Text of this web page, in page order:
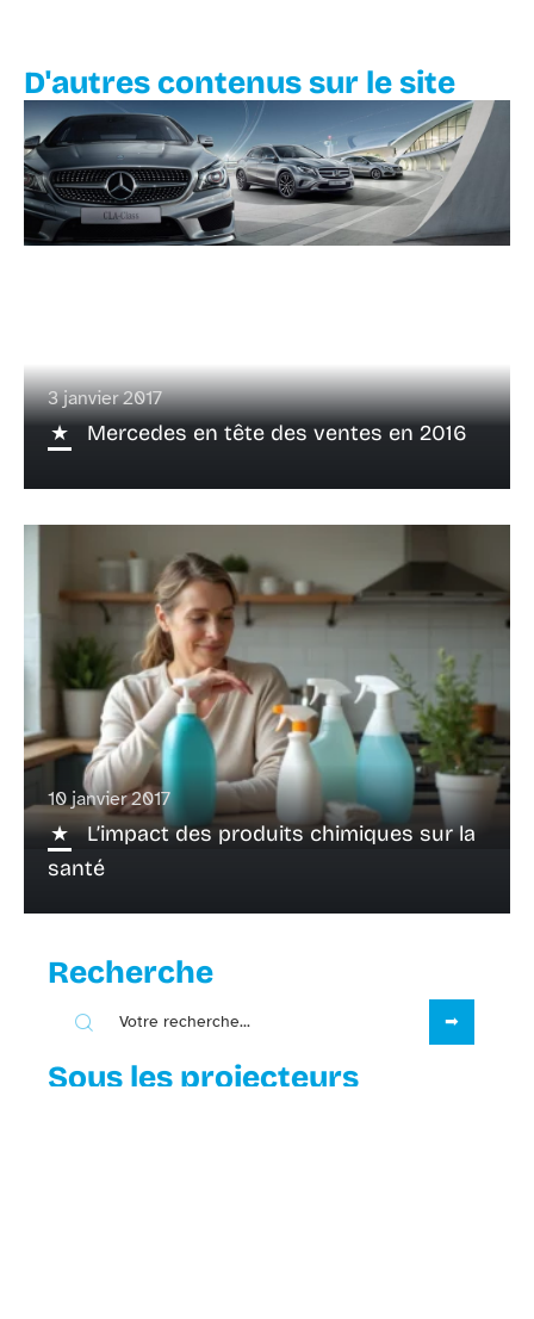
D'autres contenus sur le site
3 janvier 2017
Mercedes en tête des ventes en 2016
10 janvier 2017
L’impact des produits chimiques sur la
santé
Recherche
Sous les projecteurs